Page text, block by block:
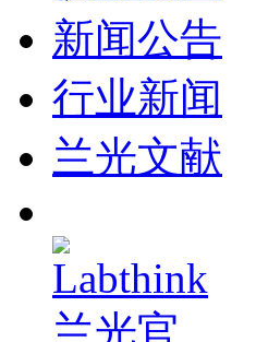
新闻公告
行业新闻
兰光文献